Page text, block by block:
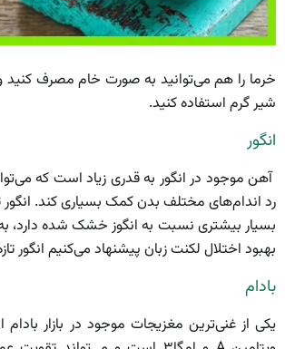
خرما را هم می‌توانید به صورت خام مصرف کنید
شیر گرم استفاده کنید.
انگور
آهن موجود در انگور به قدری زیاد است که
رد اندام‌های مختلف بدن کمک بسیاری کند. انگور
بسیار بیشتری نسبت به انگوز خشک شده دارد،
بهبود اختلال لکنت زبان پیشنهاد می‌کنیم انگور
بادام
یکی از غنی‌ترین مغزیجات موجود در بازار